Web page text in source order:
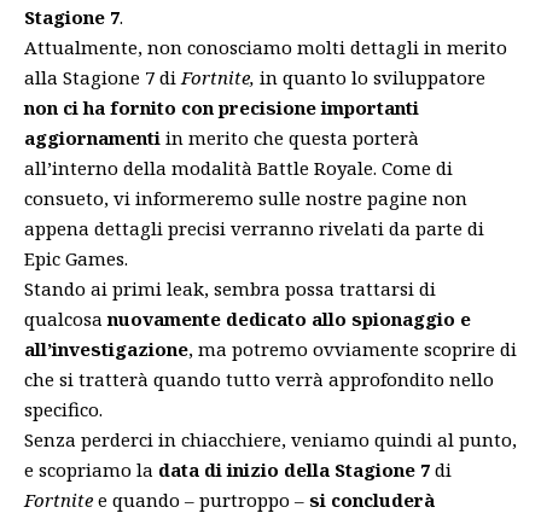
Stagione 7.
Attualmente, non conosciamo molti dettagli in merito
alla Stagione 7 di Fortnite, in quanto lo sviluppatore
non ci ha fornito con precisione importanti
aggiornamenti in merito che questa porterà
all’interno della modalità Battle Royale. Come di
consueto, vi informeremo sulle nostre pagine non
appena dettagli precisi verranno rivelati da parte di
Epic Games.
Stando ai primi leak, sembra possa trattarsi di
qualcosa nuovamente dedicato allo spionaggio e
all’investigazione, ma potremo ovviamente scoprire di
che si tratterà quando tutto verrà approfondito nello
specifico.
Senza perderci in chiacchiere, veniamo quindi al punto,
e scopriamo la data di inizio della Stagione 7 di
Fortnite e quando – purtroppo – si concluderà